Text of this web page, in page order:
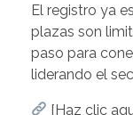
El registro ya
plazas son
paso para
liderando el
[Haz clic